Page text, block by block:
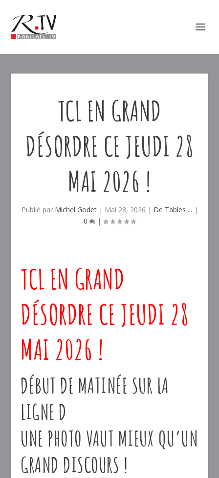
TCL EN GRAND
DÉSORDRE CE JEUDI 28
MAI 2026 !
Publié par Michel Godet| Mai 28, 2026 | De Tables ... |
0
|
TCL EN GRAND
DÉSORDRE CE JEUDI 28
MAI 2026 !
DÉBUT DE MATINÉE SUR LA
LIGNE D
UNE PHOTO VAUT MIEUX QU’UN
GRAND DISCOURS !